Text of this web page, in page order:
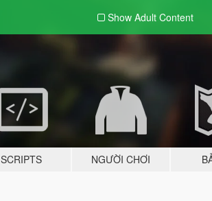
Show Adult Content
SCRIPTS NGƯỜI CHƠI